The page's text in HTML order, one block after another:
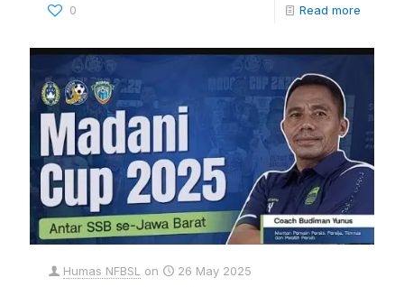
0 Read more
Humas NFBSL on 26 May 2025